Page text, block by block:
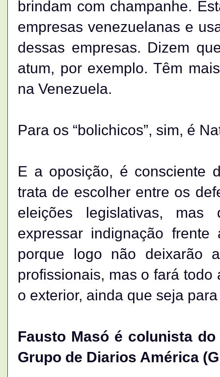
brindam com champanhe.
empresas venezuelanas e
dessas empresas. Dizem
atum, por exemplo. Têm
na Venezuela.
Para os “bolichicos”, sim, é
E a oposição, é consciente
trata de escolher entre os
eleições legislativas, mas
expressar indignação
porque logo não deixarão
profissionais, mas o fará
o exterior, ainda que seja
Fausto Masó é colunista
Grupo de Diarios América